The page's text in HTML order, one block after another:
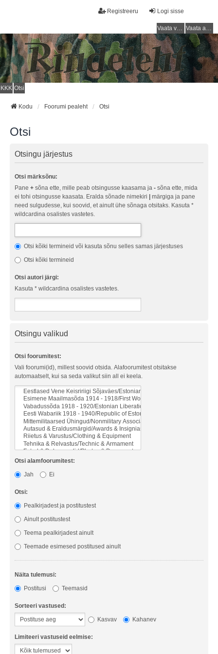
Logi sisse
Registreeru
Vaata vastamata teemasi Vaata aktiivseid teemasid
KKK Otsi
Kodu Foorumi pealeht Otsi
Otsi
Otsingu järjestus
Otsi märksõnu:
Pane + sõna ette, mille peab otsingusse kaasama ja - sõna ette, mida
ei tohi otsingusse kaasata. Eralda sõnade nimekiri
märgiga ja pane
need sulgudesse, kui soovid, et ainult ühe sõnaga otsitaks. Kasuta *
wildcardina osalistes vastetes.
Otsi kõiki termineid või kasuta sõnu selles samas järjestuses
Otsi kõiki termineid
Otsi autori järgi:
Kasuta * wildcardina osalistes vastetes.
Otsingu valikud
Otsi foorumitest:
Vali foorumi(id), millest soovid otsida. Alafoorumitest otsitakse
automaatselt, kui sa seda valikut siin all ei keela.
Otsi alamfoorumitest:
Jah
Ei
Otsi:
Pealkirjadest ja postitustest
Ainult postitustest
Teema pealkirjadest ainult
Teemade esimesed postitused ainult
Näita tulemusi:
Postitusi
Teemasid
Sorteeri vastused:
Kasvav
Kahanev
Limiteeri vastuseid eelmise: